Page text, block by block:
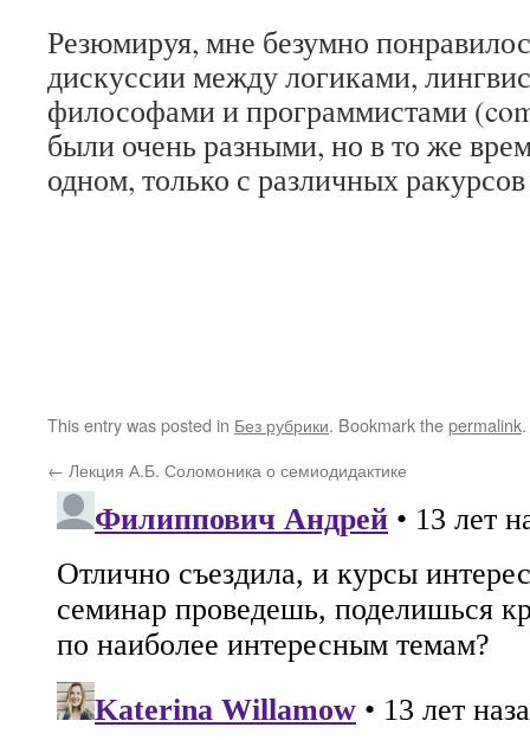
Резюмируя, мне безумно
дискуссии между логиками,
философами и программистами
были очень разными, но в то же
одном, только с различных
This entry was posted in Без рубрики. Bookmark thepermalink.
← Лекция А.Б. Соломоника о семиодидактике